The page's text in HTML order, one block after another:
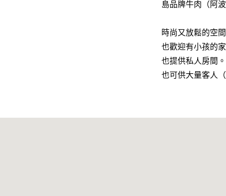
島品牌牛肉（阿
時尚又放鬆的空
也歡迎有小孩的
也提供私人房間。
也可供大量客人